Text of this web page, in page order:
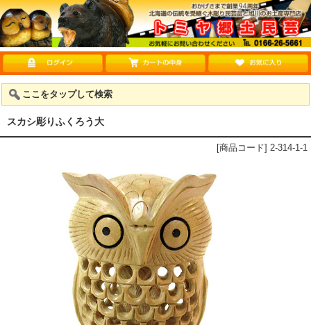
ここをタップして検索
スカシ彫りふくろう大
[商品コード] 2-314-1-1